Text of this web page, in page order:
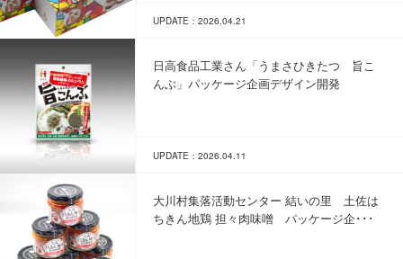
UPDATE：2026.04.21
日高食品工業さん「うまさひきたつ 旨こ
んぶ」パッケージ企画デザイン開発
UPDATE：2026.04.11
大川村集落活動センター 結いの里 土佐は
ちきん地鶏 担々肉味噌 パッケージ企･･･